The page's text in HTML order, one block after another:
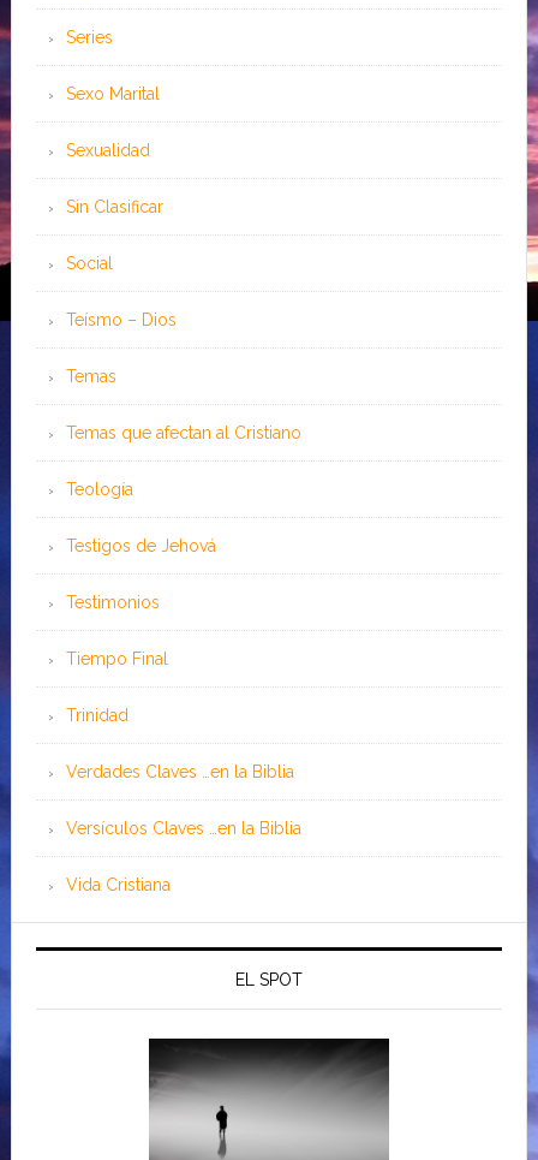
Series
Sexo Marital
Sexualidad
Sin Clasificar
Social
Teísmo – Dios
Temas
Temas que afectan al Cristiano
Teología
Testigos de Jehová
Testimonios
Tiempo Final
Trinidad
Verdades Claves …en la Biblia
Versículos Claves …en la Biblia
Vida Cristiana
EL SPOT